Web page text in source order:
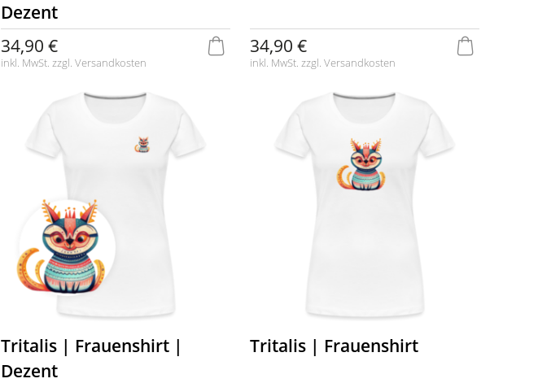
Dezent
34,90 €
inkl. MwSt. zzgl. Versandkosten
34,90 €
inkl. MwSt. zzgl. Versandkosten
Tritalis | Frauenshirt |
Dezent
Tritalis | Frauenshirt